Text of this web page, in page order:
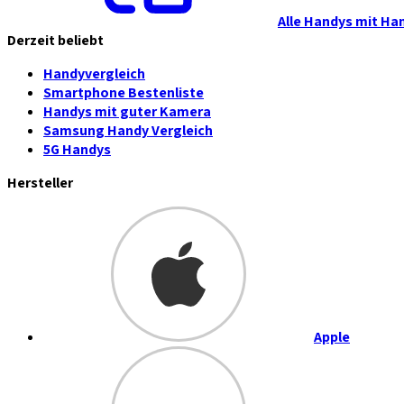
Alle Handys mit
Derzeit beliebt
Handyvergleich
Smartphone Bestenliste
Handys mit guter Kamera
Samsung Handy Vergleich
5G Handys
Hersteller
Apple